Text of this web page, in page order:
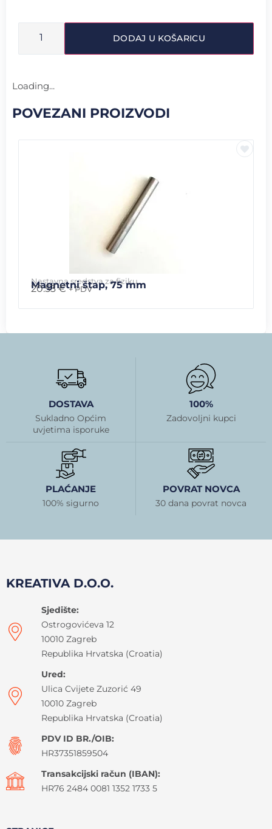
DODAJ U KOŠARICU
Loading...
POVEZANI PROIZVODI
Nastavna sredstva za fiziku
Magnetni štap, 75 mm
20.53€ + PDV
DOSTAVA
Sukladno Općim
uvjetima isporuke
100%
Zadovoljni kupci
PLAĆANJE
100% sigurno
POVRAT NOVCA
30 dana povrat novca
KREATIVA D.O.O.
Sjedište:
Ostrogovićeva 12
10010 Zagreb
Republika Hrvatska (Croatia)
Ured:
Ulica Cvijete Zuzorić 49
10010 Zagreb
Republika Hrvatska (Croatia)
PDV ID BR./OIB:
HR37351859504
Transakcijski račun (IBAN):
HR76 2484 0081 1352 1733 5